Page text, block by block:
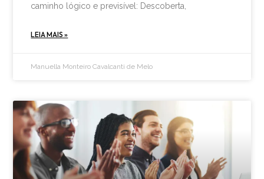
caminho lógico e previsível: Descoberta,
LEIA MAIS »
Manuella Monteiro Cavalcanti de Melo